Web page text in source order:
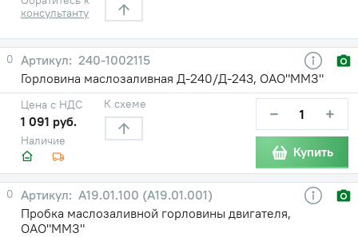
консультанту
0
240-1002115
Горловина маслозаливная Д-240/Д-243, ОАО"ММЗ"
Наличие
Цена с НДС
1 091 руб.
К схеме − +
Купить
0
А19.01.100 (А19.01.001)
Пробка маслозаливной горловины двигателя,
ОАО"ММЗ"